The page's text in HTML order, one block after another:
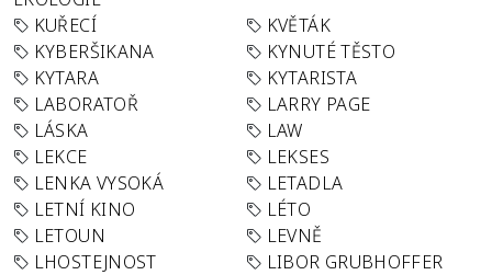
KUŘECÍ
KVĚTÁK
KYBERŠIKANA
KYNUTÉ TĚSTO
KYTARA
KYTARISTA
LABORATOŘ
LARRY PAGE
LÁSKA
LAW
LEKCE
LEKSES
LENKA VYSOKÁ
LETADLA
LETNÍ KINO
LÉTO
LETOUN
LEVNĚ
LHOSTEJNOST
LIBOR GRUBHOFFER